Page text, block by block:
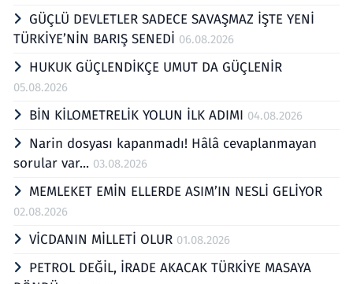
GÜÇLÜ DEVLETLER SADECE SAVAŞMAZ İŞTE YENİ
TÜRKİYE’NİN BARIŞ SENEDİ 06.08.2026
HUKUK GÜÇLENDİKÇE UMUT DA GÜÇLENİR
05.08.2026
BİN KİLOMETRELİK YOLUN İLK ADIMI 04.08.2026
Narin dosyası kapanmadı! Hâlâ cevaplanmayan
sorular var... 03.08.2026
MEMLEKET EMİN ELLERDE ASIM’IN NESLİ GELİYOR
02.08.2026
VİCDANIN MİLLETİ OLUR 01.08.2026
PETROL DEĞİL, İRADE AKACAK TÜRKİYE MASAYA